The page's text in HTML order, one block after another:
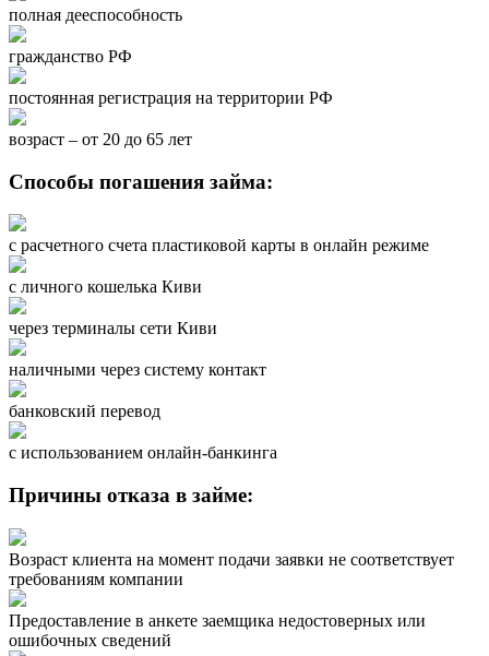
полная дееспособность
гражданство РФ
постоянная регистрация на территории РФ
возраст – от 20 до 65 лет
Способы погашения займа:
с расчетного счета пластиковой карты в онлайн режиме
с личного кошелька Киви
через терминалы сети Киви
наличными через систему контакт
банковский перевод
с использованием онлайн-банкинга
Причины отказа в займе:
Возраст клиента на момент подачи заявки не соответствует
требованиям компании
Предоставление в анкете заемщика недостоверных или
ошибочных сведений